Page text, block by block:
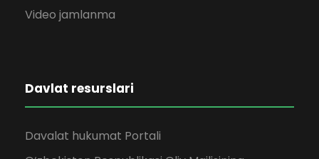
Video jamlanma
Davlat resurslari
Davalat hukumat Portali